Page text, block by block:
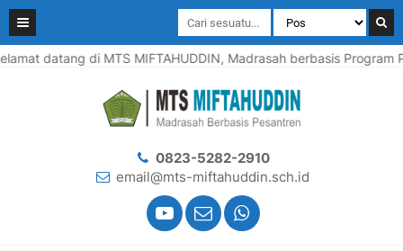
datang di MTS MIFTAHUDDIN, Madrasah berbasis Program
0823-5282-2910
email@mts-miftahuddin.sch.id